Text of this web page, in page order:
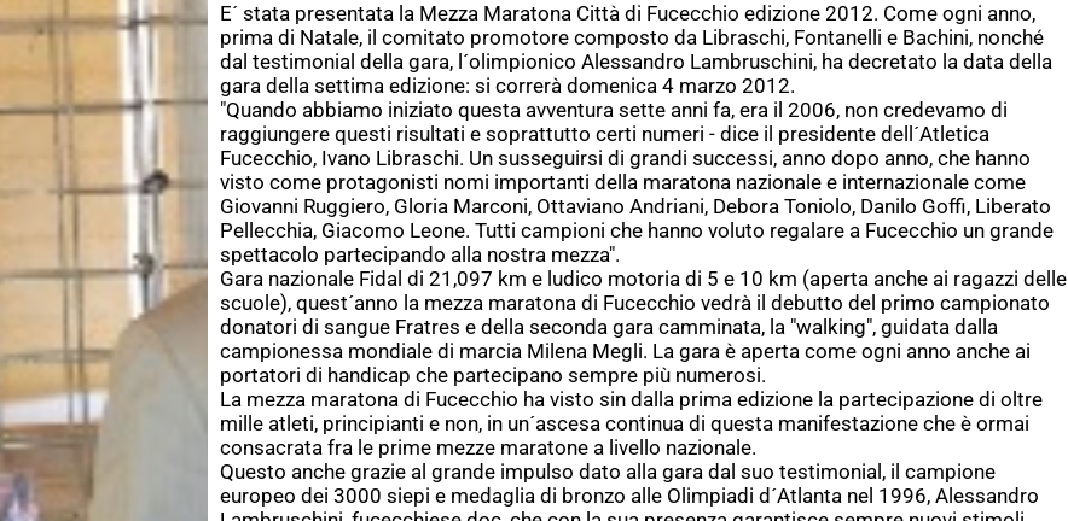
E´ stata presentata la Mezza Maratona Città di Fucecchio edizione 2012. Come ogni anno,
prima di Natale, il comitato promotore composto da Libraschi, Fontanelli e Bachini, nonché
dal testimonial della gara, l´olimpionico Alessandro Lambruschini, ha decretato la data della
gara della settima edizione: si correrà domenica 4 marzo 2012.
"Quando abbiamo iniziato questa avventura sette anni fa, era il 2006, non credevamo di
raggiungere questi risultati e soprattutto certi numeri - dice il presidente dell´Atletica
Fucecchio, Ivano Libraschi. Un susseguirsi di grandi successi, anno dopo anno, che hanno
visto come protagonisti nomi importanti della maratona nazionale e internazionale come
Giovanni Ruggiero, Gloria Marconi, Ottaviano Andriani, Debora Toniolo, Danilo Goffi, Liberato
Pellecchia, Giacomo Leone. Tutti campioni che hanno voluto regalare a Fucecchio un grande
spettacolo partecipando alla nostra mezza".
Gara nazionale Fidal di 21,097 km e ludico motoria di 5 e 10 km (aperta anche ai ragazzi delle
scuole), quest´anno la mezza maratona di Fucecchio vedrà il debutto del primo campionato
donatori di sangue Fratres e della seconda gara camminata, la "walking", guidata dalla
campionessa mondiale di marcia Milena Megli. La gara è aperta come ogni anno anche ai
portatori di handicap che partecipano sempre più numerosi.
La mezza maratona di Fucecchio ha visto sin dalla prima edizione la partecipazione di oltre
mille atleti, principianti e non, in un´ascesa continua di questa manifestazione che è ormai
consacrata fra le prime mezze maratone a livello nazionale.
Questo anche grazie al grande impulso dato alla gara dal suo testimonial, il campione
europeo dei 3000 siepi e medaglia di bronzo alle Olimpiadi d´Atlanta nel 1996, Alessandro